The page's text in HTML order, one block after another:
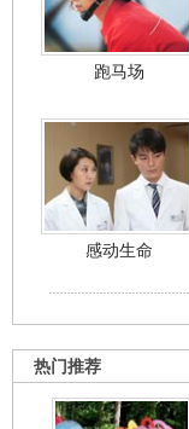
跑马场
感动生命
热门推荐